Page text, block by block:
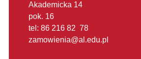
Akademicka 14
pok. 16
tel: 86 216 82 78
zamowienia@al.edu.pl